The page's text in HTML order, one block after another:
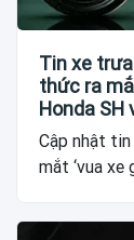
Tin xe trưa
thức ra
Honda SH
Cập nhật tin
mắt ‘vua xe